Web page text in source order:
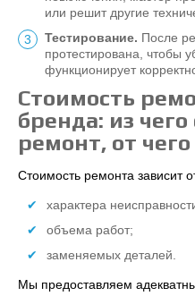
или решит другие
Тестирование. После
протестирована, чтобы
функционирует
Стоимость
бренда: из
ремонт, от
Стоимость ремонта зависит
характера
объема работ;
заменяемых деталей.
Мы предоставляем